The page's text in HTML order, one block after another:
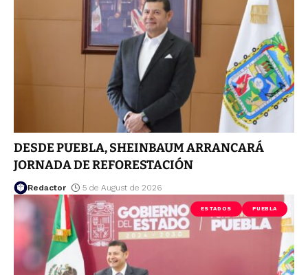
DESDE PUEBLA, SHEINBAUM ARRANCARÁ
JORNADA DE REFORESTACIÓN
Redactor 5 de August de 2026
ESTADOS PUEBLA